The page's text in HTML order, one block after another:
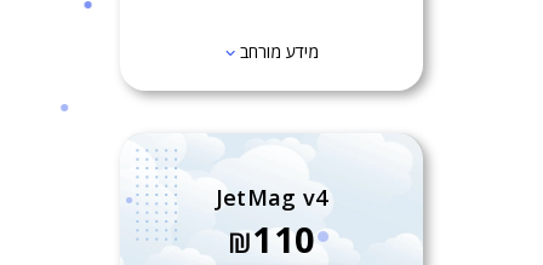
מידע מורחב
JetMag v4
₪110